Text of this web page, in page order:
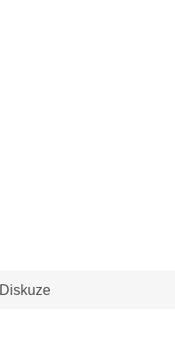
Diskuze